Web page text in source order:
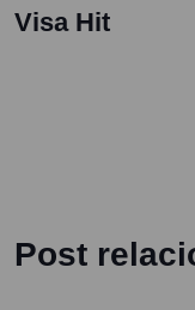
Visa Hit
Post